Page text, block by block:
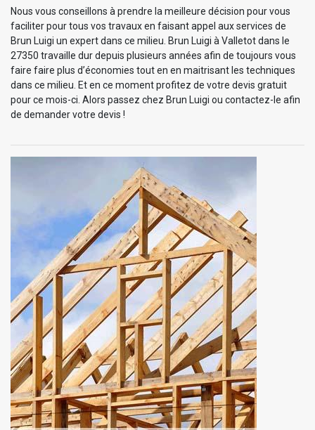
Nous vous conseillons à prendre la meilleure décision pour vous
faciliter pour tous vos travaux en faisant appel aux services de
Brun Luigi un expert dans ce milieu. Brun Luigi à Valletot dans le
27350 travaille dur depuis plusieurs années afin de toujours vous
faire faire plus d’économies tout en en maitrisant les techniques
dans ce milieu. Et en ce moment profitez de votre devis gratuit
pour ce mois-ci. Alors passez chez Brun Luigi ou contactez-le afin
de demander votre devis !